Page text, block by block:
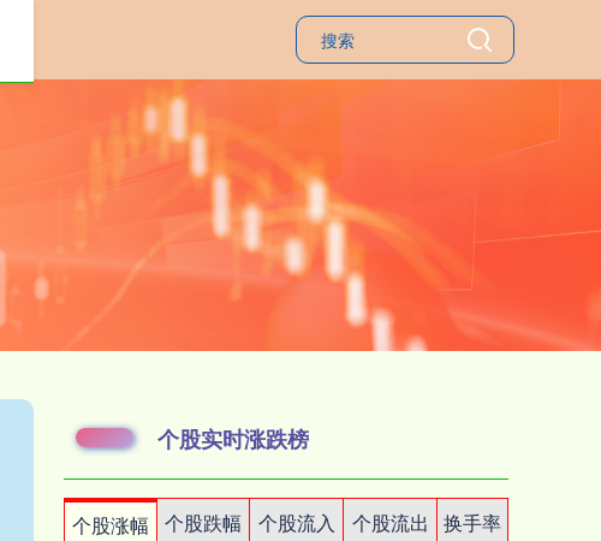
个股实时涨跌榜
个股涨幅 个股跌幅 个股流入 个股流出
换手率